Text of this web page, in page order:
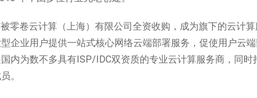
被零卷云计算（上海）有限公司全资收购，成为旗下的云计
企业用户提供一站式核心网络云端部署服务，促使用户云
内为数不多具有ISP/IDC双资质的专业云计算服务商，同
。